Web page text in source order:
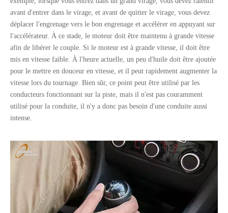
avant d'entrer dans le virage, et avant de quitter le virage, vous devez
déplacer l'engrenage vers le bon engrenage et accélérer en appuyant sur
l'accélérateur. À ce stade, le moteur doit être maintenu à grande vitesse
afin de libérer le couple. Si le moteur est à grande vitesse, il doit être
mis en vitesse faible. À l'heure actuelle, un peu d'huile doit être ajoutée
pour le mettre en douceur en vitesse, et il peut rapidement augmenter la
vitesse lors du tournage. Bien sûr, ce point peut être utilisé par les
conducteurs fonctionnant sur la piste, mais il n'est pas couramment
utilisé pour la conduite, il n'y a donc pas besoin d'une conduite aussi
intense.